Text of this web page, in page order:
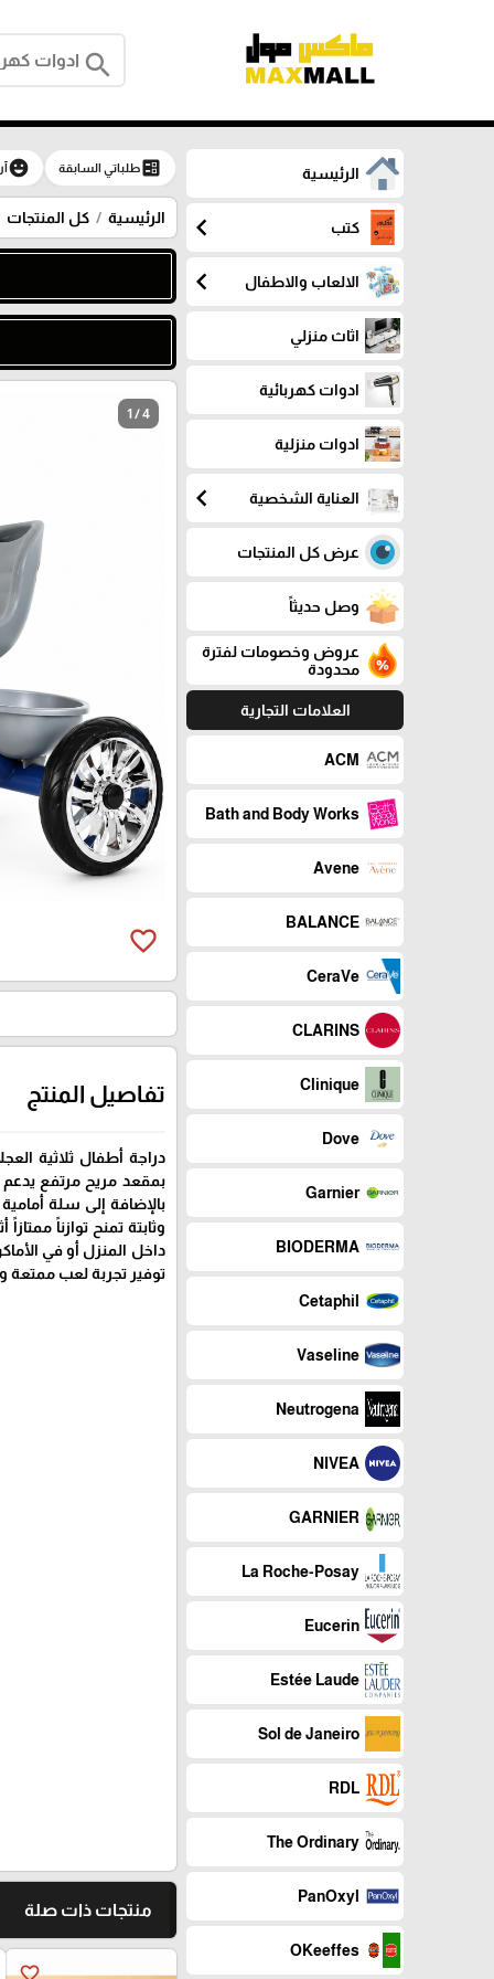
search
الرئيسية
كتب chevron_left
الالعاب والاطفال chevron_left
اثاث منزلي
ادوات كهربائية
ادوات منزلية
العناية الشخصية chevron_left
عرض كل المنتجات
وصل حديثاً
عروض وخصومات لفترة
محدودة
العلامات التجارية
ACM
Bath and Body Works
Avene
BALANCE
CeraVe
CLARINS
Clinique
Dove
Garnier
BIODERMA
Cetaphil
Vaseline
Neutrogena
NIVEA
GARNIER
La Roche-Posay
Eucerin
Estée Laude
Sol de Janeiro
RDL
The Ordinary
PanOxyl
OKeeffes
ballotطلباتي السابقة emoji_emotions
الرئيسية كل المنتجات
1 / 4
favorite_border
تفاصيل المنتج
دراجة أطفال ثلاثية
بمقعد مريح مرتفع
بالإضافة إلى سلة
وثابتة تمنح توازناً
داخل المنزل أو في
توفير تجربة لعب ممتعة
منتجات ذات صلة
favorite_border